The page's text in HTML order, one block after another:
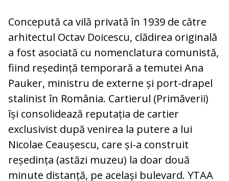
Concepută ca vilă privată în 1939 de către
arhitectul Octav Doicescu, clădirea originală
a fost asociată cu nomenclatura comunistă,
fiind reședință temporară a temutei Ana
Pauker, ministru de externe și port-drapel
stalinist în România. Cartierul (Primăverii)
își consolidează reputația de cartier
exclusivist după venirea la putere a lui
Nicolae Ceaușescu, care și-a construit
reședința (astăzi muzeu) la doar două
minute distanță, pe același bulevard. YTAA